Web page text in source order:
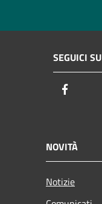
SEGUICI SU
NOVITÀ
Notizie